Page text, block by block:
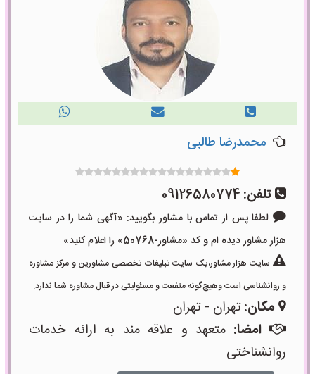
محمدرضا طالبی
تلفن: 09126580774
لطفا پس از تماس با مشاور بگویید: «آگهی شما را در سایت
هزار مشاور دیده ام و کد «مشاور-50768» را اعلام کنید»
سایت هزار مشاور،یک سایت تبلیغات تخصصی مشاورین و مرکز مشاوره
و روانشناسی است وهیچ‌گونه منفعت و مسئولیتی در قبال مشاوره شما ندارد.
مکان:تهران - تهران
امضا: متعهد و علاقه مند به ارائه خدمات
روانشناختی